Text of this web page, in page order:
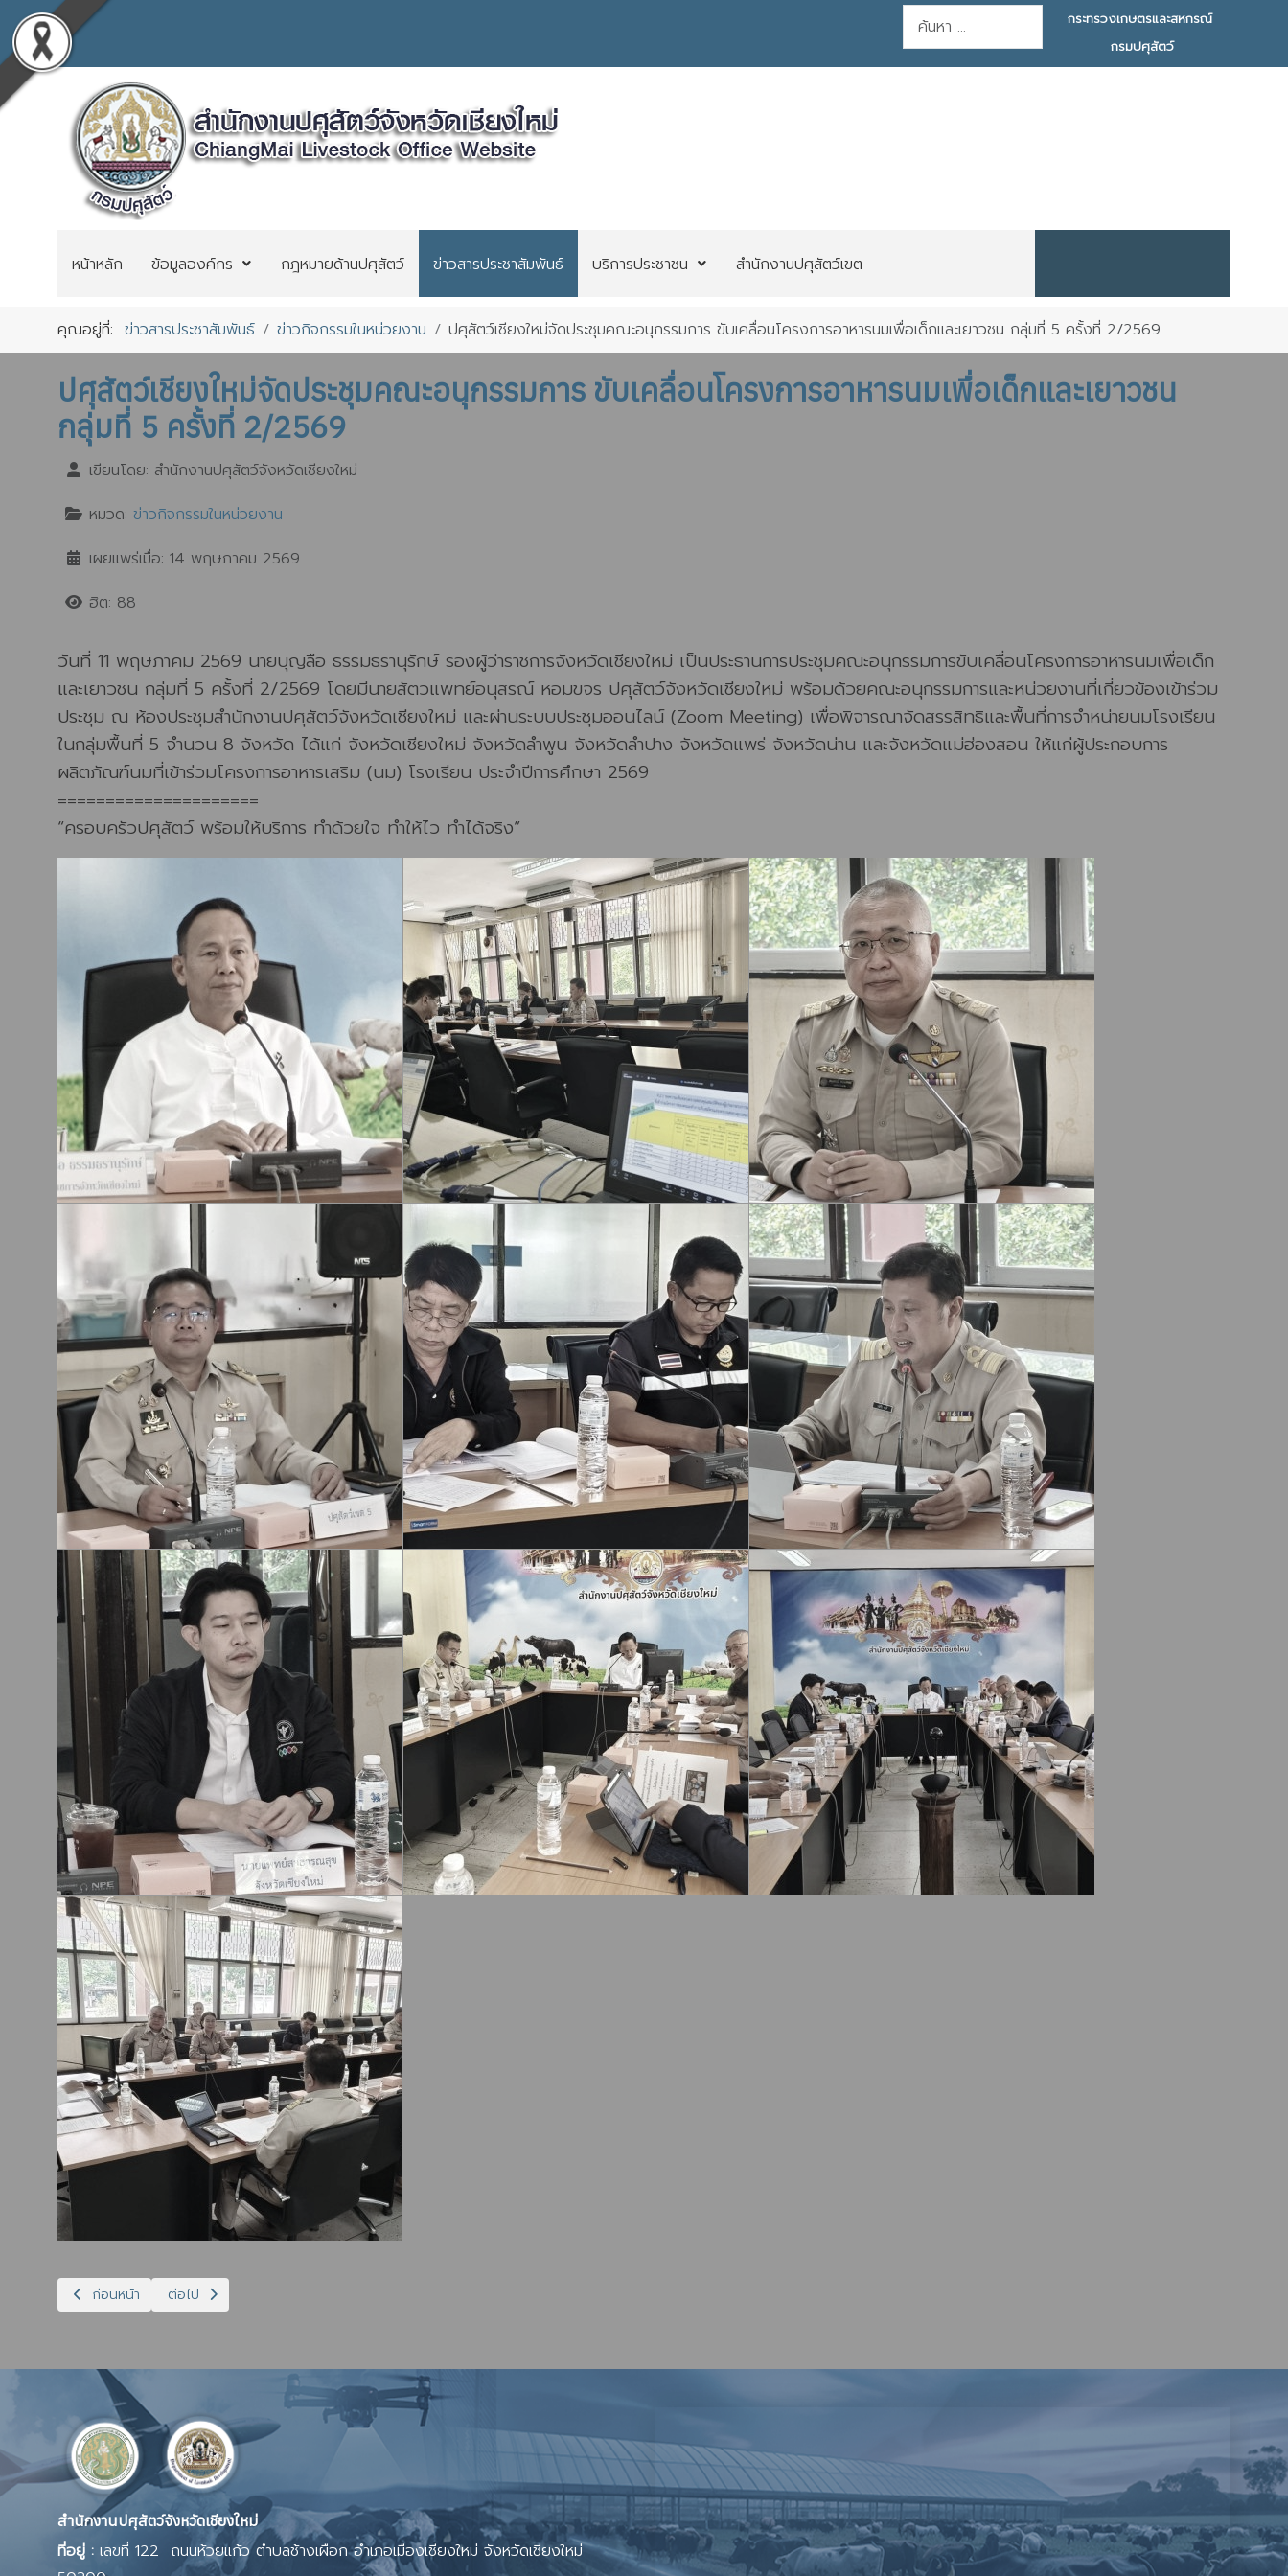
การค้นหา
กระทรวงเกษตรและสหกรณ์
กรมปศุสัตว์
หน้าหลัก ข้อมูลองค์กร กฎหมายด้านปศุสัตว์ ข่าวสารประชาสัมพันธ์ บริการประชาชน สำนักงานปศุสัตว์เขต
คุณอยู่ที่:ข่าวสารประชาสัมพันธ์ ข่าวกิจกรรมในหน่วยงาน ปศุสัตว์เชียงใหม่จัดประชุมคณะอนุกรรมการ ขับเคลื่อนโครงการอาหารนมเพื่อเด็กและเยาวชน กลุ่มที่ 5 ครั้งที่ 2/2569
ปศุสัตว์เชียงใหม่จัดประชุมคณะอนุกรรมการ ขับเคลื่อนโครงการอาหารนมเพื่อเด็กและเยาวชน
กลุ่มที่ 5 ครั้งที่ 2/2569
เขียนโดย: สำนักงานปศุสัตว์จังหวัดเชียงใหม่
หมวด:ข่าวกิจกรรมในหน่วยงาน
เผยแพร่เมื่อ: 14 พฤษภาคม 2569
ฮิต: 88
วันที่ 11 พฤษภาคม 2569 นายบุญลือ ธรรมธรานุรักษ์ รองผู้ว่าราชการจังหวัดเชียงใหม่ เป็นประธานการประชุมคณะอนุกรรมการขับเคลื่อนโครงการอาหารนมเพื่อเด็ก
และเยาวชน กลุ่มที่ 5 ครั้งที่ 2/2569 โดยมีนายสัตวแพทย์อนุสรณ์ หอมขจร ปศุสัตว์จังหวัดเชียงใหม่ พร้อมด้วยคณะอนุกรรมการและหน่วยงานที่เกี่ยวข้องเข้าร่วม
ประชุม ณ ห้องประชุมสำนักงานปศุสัตว์จังหวัดเชียงใหม่ และผ่านระบบประชุมออนไลน์ (Zoom Meeting) เพื่อพิจารณาจัดสรรสิทธิและพื้นที่การจำหน่ายนมโรงเรียน
ในกลุ่มพื้นที่ 5 จำนวน 8 จังหวัด ได้แก่ จังหวัดเชียงใหม่ จังหวัดลำพูน จังหวัดลำปาง จังหวัดแพร่ จังหวัดน่าน และจังหวัดแม่ฮ่องสอน ให้แก่ผู้ประกอบการ
ผลิตภัณฑ์นมที่เข้าร่วมโครงการอาหารเสริม (นม) โรงเรียน ประจำปีการศึกษา 2569
=====================
“ครอบครัวปศุสัตว์ พร้อมให้บริการ ทำด้วยใจ ทำให้ไว ทำได้จริง”
เนื้อหาก่อนหน้า: ปศุสัตว์เชียงใหม่จัดประชุมคณะอนุกรรมการ ขับเคลื่อนโครงการอาหารนมเพื่อเด็กและเยาวชน กลุ่มที่ 5 ครั้งที่ 3/2569
ก่อนหน้า เนื้อหาถัดไป: ปศุสัตว์เชียงใหม่ร่วมพิธีธรรมสวดพระอภิธรรม พระราชวัชรปัทมคุณ (บัวเกตุ ปทุมสิโร)
ต่อไป
สำนักงานปศุสัตว์จังหวัดเชียงใหม่
ที่อยู่ :เลขที่ 122 ถนนห้วยแก้ว ตำบลช้างเผือก อำเภอเมืองเชียงใหม่ จังหวัดเชียงใหม่